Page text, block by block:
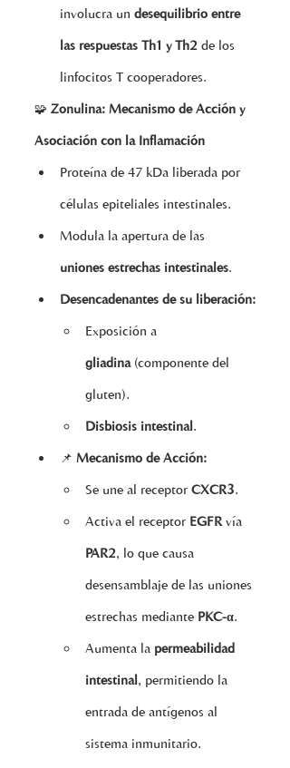
involucra un desequilibrio entre
las respuestas Th1 y Th2 de los
linfocitos T cooperadores.
🧩 Zonulina: Mecanismo de Acción y
Asociación con la Inflamación
Proteína de 47 kDa liberada por
células epiteliales intestinales.
Modula la apertura de las
uniones estrechas intestinales.
Desencadenantes de su liberación:
Exposición a
gliadina (componente del
gluten).
Disbiosis intestinal .
📌 Mecanismo de Acción:
Se une al receptor CXCR3.
Activa el receptor EGFR vía
PAR2, lo que causa
desensamblaje de las uniones
estrechas mediante PKC-α.
Aumenta la permeabilidad
intestinal , permitiendo la
entrada de antígenos al
sistema inmunitario.